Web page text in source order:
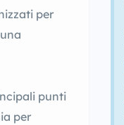
per
punti
per